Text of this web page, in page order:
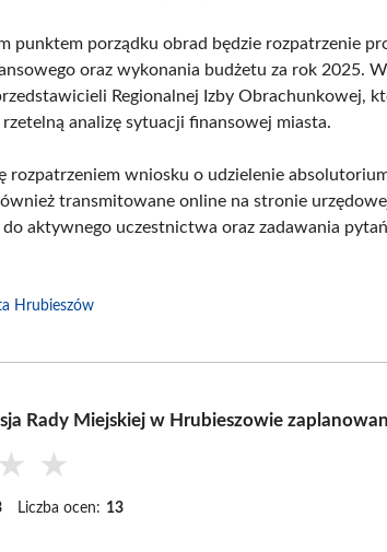
punktem porządku obrad będzie rozpatrzenie
oraz wykonania budżetu za rok 2025.
Regionalnej Izby Obrachunkowej,
analizę sytuacji finansowej miasta.
rozpatrzeniem wniosku o udzielenie
transmitowane online na stronie
do aktywnego uczestnictwa oraz zadawania
Hrubieszów
Rady Miejskiej w Hrubieszowie
★ ★
Liczba ocen: 13